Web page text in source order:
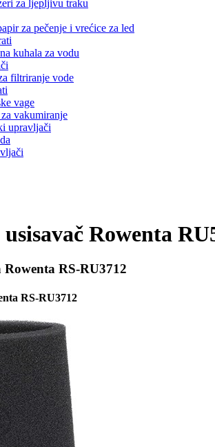
za ljepljivu traku
za pečenje i vrećice za led
kuhala za vodu
filtriranje vode
vage
vakumiranje
upravljači
Rowenta
Rowenta RS-RU3712
RS-RU3712